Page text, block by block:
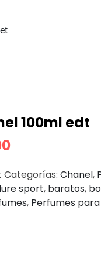
Edt
100ml edt
Categorías: Chanel,
sport, baratos,
, Perfumes